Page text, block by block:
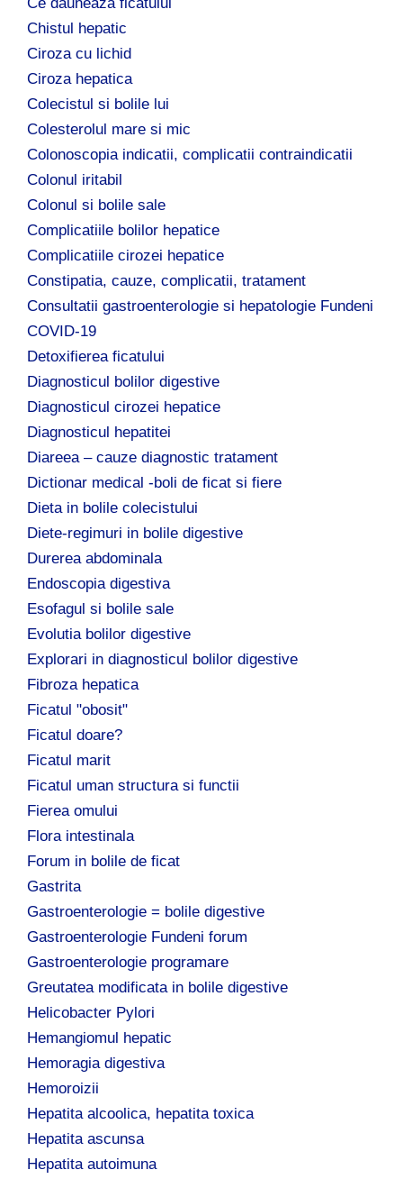
Chistul hepatic
Ciroza cu lichid
Ciroza hepatica
Colecistul si bolile lui
Colesterolul mare si mic
Colonoscopia indicatii, complicatii contraindicatii
Colonul iritabil
Colonul si bolile sale
Complicatiile bolilor hepatice
Complicatiile cirozei hepatice
Constipatia, cauze, complicatii, tratament
Consultatii gastroenterologie si hepatologie Fundeni
COVID-19
Detoxifierea ficatului
Diagnosticul bolilor digestive
Diagnosticul cirozei hepatice
Diagnosticul hepatitei
Diareea – cauze diagnostic tratament
Dictionar medical -boli de ficat si fiere
Dieta in bolile colecistului
Diete-regimuri in bolile digestive
Durerea abdominala
Endoscopia digestiva
Esofagul si bolile sale
Evolutia bolilor digestive
Explorari in diagnosticul bolilor digestive
Fibroza hepatica
Ficatul "obosit"
Ficatul doare?
Ficatul marit
Ficatul uman structura si functii
Fierea omului
Flora intestinala
Forum in bolile de ficat
Gastrita
Gastroenterologie = bolile digestive
Gastroenterologie Fundeni forum
Gastroenterologie programare
Greutatea modificata in bolile digestive
Helicobacter Pylori
Hemangiomul hepatic
Hemoragia digestiva
Hemoroizii
Hepatita alcoolica, hepatita toxica
Hepatita ascunsa
Hepatita autoimuna